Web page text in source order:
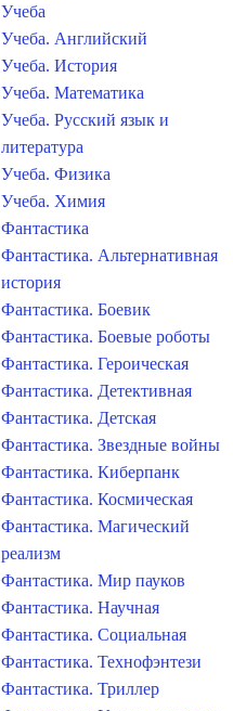
Учеба
Учеба. Английский
Учеба. История
Учеба. Математика
Учеба. Русский язык и
литература
Учеба. Физика
Учеба. Химия
Фантастика
Фантастика. Альтернативная
история
Фантастика. Боевик
Фантастика. Боевые роботы
Фантастика. Героическая
Фантастика. Детективная
Фантастика. Детская
Фантастика. Звездные войны
Фантастика. Киберпанк
Фантастика. Космическая
Фантастика. Магический
реализм
Фантастика. Мир пауков
Фантастика. Научная
Фантастика. Социальная
Фантастика. Технофэнтези
Фантастика. Триллер